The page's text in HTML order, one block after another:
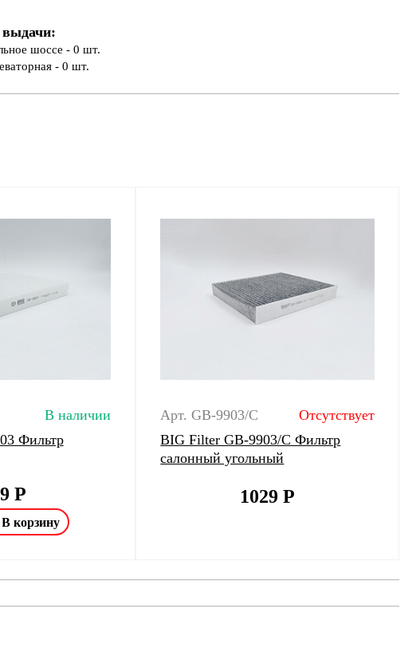
шоссе - 0 шт.
- 0 шт.
В наличии
Фильтр
Р
Арт. GB-9903/C
Отсутствует
BIG Filter GB-9903/C Фильтр
салонный угольный
1029Р